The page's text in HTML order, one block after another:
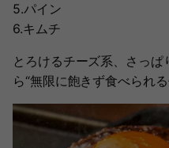
5.パイン
6.キムチ
とろけるチーズ系、さっ
ら“無限に飽きず食べられ